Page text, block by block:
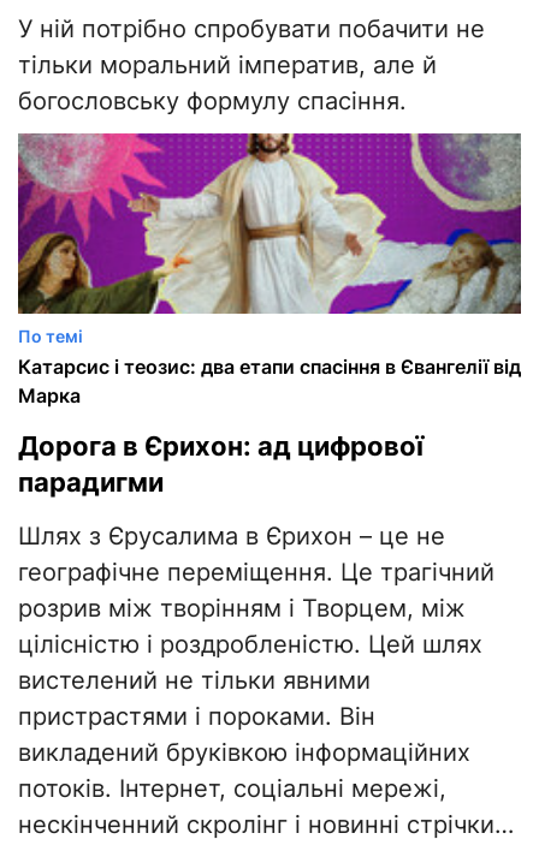
У ній потрібно спробувати побачити не
тільки моральний імператив, але й
богословську формулу спасіння.
По темі
Катарсис і теозис: два етапи спасіння в Євангелії від
Марка
Дорога в Єрихон: ад цифрової
парадигми
Шлях з Єрусалима в Єрихон – це не
географічне переміщення. Це трагічний
розрив між творінням і Творцем, між
цілісністю і роздробленістю. Цей шлях
вистелений не тільки явними
пристрастями і пороками. Він
викладений бруківкою інформаційних
потоків. Інтернет, соціальні мережі,
нескінченний скролінг і новинні стрічки…